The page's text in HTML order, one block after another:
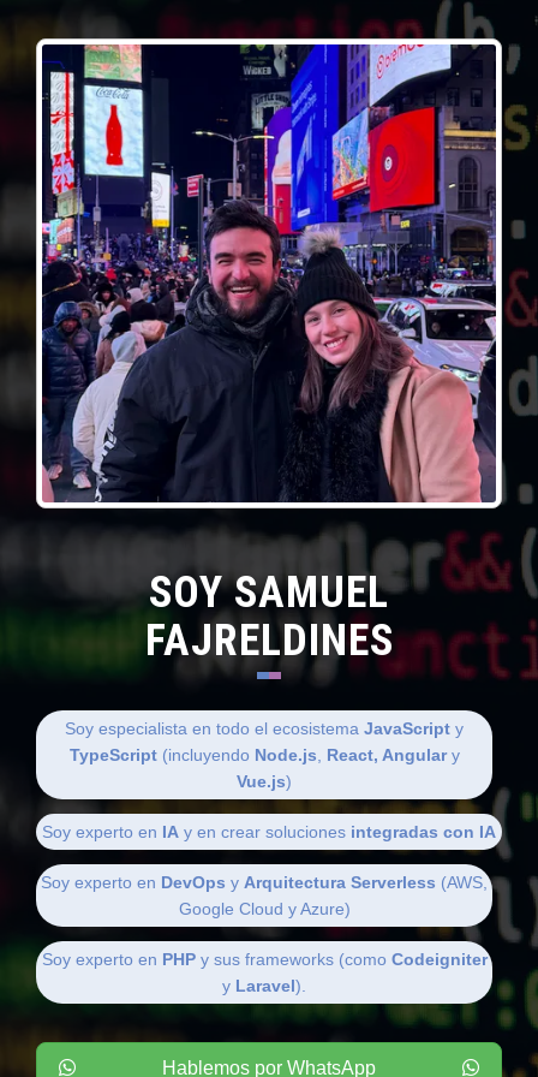
SOY SAMUEL
FAJRELDINES
Soy especialista en todo el ecosistema JavaScript y
TypeScript(incluyendo Node.js React, Angulary
Vue.js)
Soy experto en IA y en crear soluciones integradas con IA
Soy experto en DevOps y Arquitectura Serverless (AWS,
Google Cloud y Azure)
Soy experto en PHPy sus frameworks (como Codeigniter
y Laravel).
Hablemos por WhatsApp